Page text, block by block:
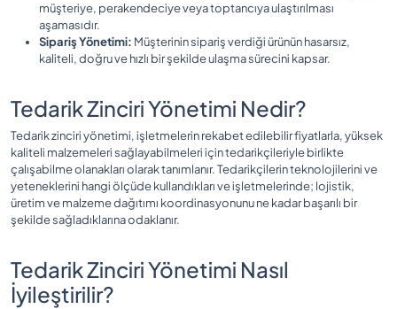
müşteriye, perakendeciye veya toptancıya ulaştırılması
aşamasıdır.
Sipariş Yönetimi: Müşterinin sipariş verdiği ürünün hasarsız,
kaliteli, doğru ve hızlı bir şekilde ulaşma sürecini kapsar.
Tedarik Zinciri Yönetimi Nedir?
Tedarik zinciri yönetimi, işletmelerin rekabet edilebilir fiyatlarla, yüksek
kaliteli malzemeleri sağlayabilmeleri için tedarikçileriyle birlikte
çalışabilme olanakları olarak tanımlanır. Tedarikçilerin teknolojilerini ve
yeteneklerini hangi ölçüde kullandıkları ve işletmelerinde; lojistik,
üretim ve malzeme dağıtımı koordinasyonunu ne kadar başarılı bir
şekilde sağladıklarına odaklanır.
Tedarik Zinciri Yönetimi Nasıl
İyileştirilir?